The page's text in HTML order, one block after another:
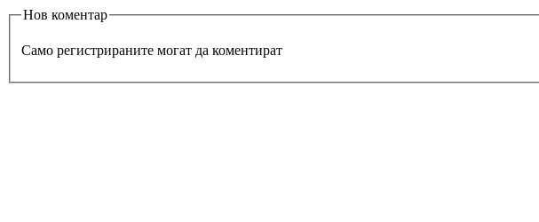
Нов коментар
Само регистрираните могат да коментират